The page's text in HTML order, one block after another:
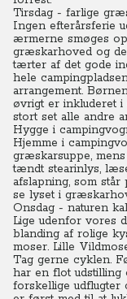
Tirsdag - farlige
Ingen efterårsferie
ærmerne smøges
græskarhoved og
tærter af det gode
hele
arrangement.
øvrigt er inkluderet i
stort set alle andre
Hygge i
Hjemme i
græskarsuppe,
tændt stearinlys,
afslapning, som
se lyset i
Onsdag - naturen
Lige udenfor vores
blanding af rolige
moser. Lille
Tag gerne cyklen.
har en flot udstilling
forskellige udflugter